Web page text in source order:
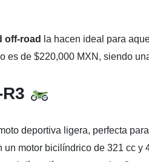
off-road
la hacen ideal para
es de $220,000 MXN, siendo
deportiva ligera, perfecta
un motor bicilíndrico de 321 cc y